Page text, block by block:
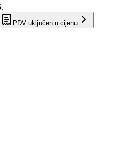
PDV uključen u cijenu